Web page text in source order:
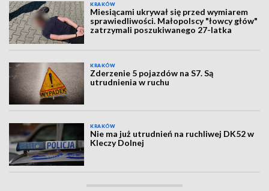
KRAKÓW
Miesiącami ukrywał się przed wymiarem
sprawiedliwości. Małopolscy "łowcy głów"
zatrzymali poszukiwanego 27-latka
KRAKÓW
Zderzenie 5 pojazdów na S7. Są
utrudnienia w ruchu
KRAKÓW
Nie ma już utrudnień na ruchliwej DK52 w
Kleczy Dolnej